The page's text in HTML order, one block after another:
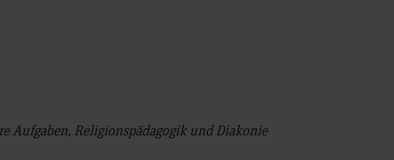
Aufgaben, Religionspädagogik und Diakonie